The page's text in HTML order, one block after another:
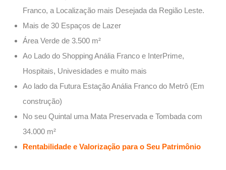
Franco, a Localização mais Desejada da Região Leste.
Mais de 30 Espaços de Lazer
Área Verde de 3.500 m²
Ao Lado do Shopping Anália Franco e InterPrime,
Hospitais, Univesidades e muito mais
Ao lado da Futura Estação Anália Franco do Metrô (Em
construção)
No seu Quintal uma Mata Preservada e Tombada com
34.000 m²
Rentabilidade e Valorização para o Seu Patrimônio